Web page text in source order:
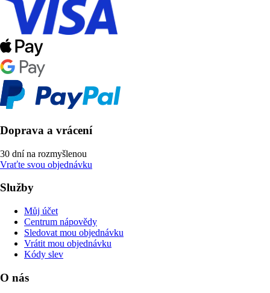
Doprava a vrácení
30 dní na rozmyšlenou
Vraťte svou objednávku
Služby
Můj účet
Centrum nápovědy
Sledovat mou objednávku
Vrátit mou objednávku
Kódy slev
O nás